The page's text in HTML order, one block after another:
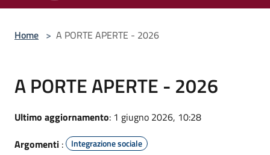
Home > A PORTE APERTE - 2026
A PORTE APERTE - 2026
Ultimo aggiornamento: 1 giugno 2026, 10:28
Argomenti : Integrazione sociale